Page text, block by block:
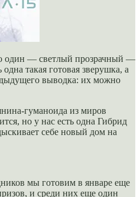
один — светлый прозрачный —
такая готовая зверушка, а
выводка: их можно
гуманоида из миров
но у нас есть одна Гибрид
себе новый дом на
мы готовим в январе еще
и среди них еще один